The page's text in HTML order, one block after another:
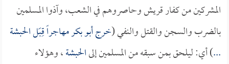
المشركين من كفار قريش وحاصروهم في الشعب، وآذوا المسلمين
بالضرب والسجن والقتل والنفي (خرجأبو بكرمهاجراً قِبَل الحبشة
...) أي: ليلحق بمن سبقه من المسلمين إلىالحبشة، وهؤلاء